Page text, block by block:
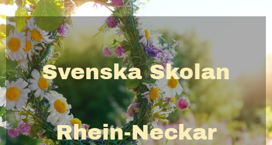
Svenska Skolan
Rhein-Neckar